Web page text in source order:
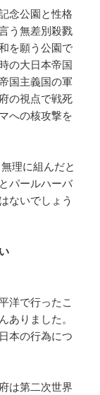
念公園と性格
う無差別殺戮
を願う公園で
の大日本帝国
国主義国の軍
の視点で戦死
への核攻撃を
理に組んだと
パールハーバ
ないでしょう
洋で行ったこ
ありました。
本の行為につ
は第二次世界